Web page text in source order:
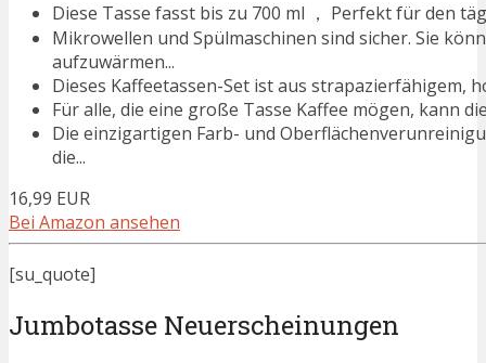
Diese Tasse fasst bis zu 700 ml ， Perfekt für den
Mikrowellen und Spülmaschinen sind sicher. Sie
aufzuwärmen...
Dieses Kaffeetassen-Set ist aus strapazierfähigem,
Für alle, die eine große Tasse Kaffee mögen, kann
Die einzigartigen Farb- und
die...
16,99 EUR
Bei Amazon ansehen
[su_quote]
Jumbotasse Neuerscheinungen